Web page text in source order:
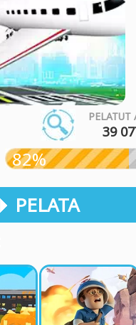
PELATUT
39
82%
PELATA